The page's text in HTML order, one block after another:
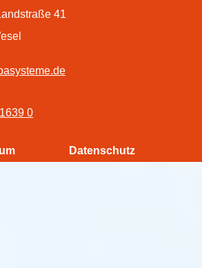
41
0
Datenschutz